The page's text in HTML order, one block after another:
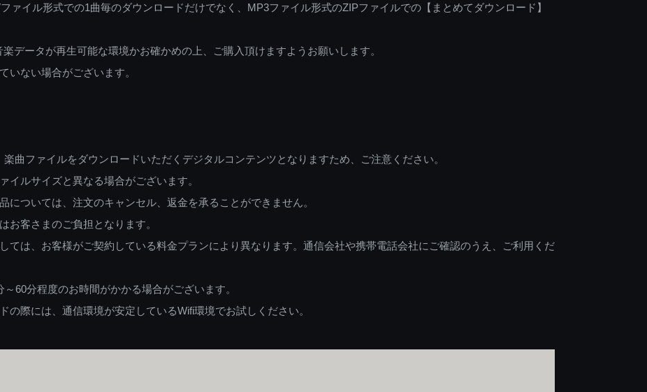
ァイル形式での1曲毎のダウンロードだけでなく、MP3ファイル形式のZIPファイルでの【まとめてダウンロード】
データが再生可能な環境かお確かめの上、ご購入頂けますようお願いします。
いない場合がございます。
曲ファイルをダウンロードいただくデジタルコンテンツとなりますため、ご注意ください。
イルサイズと異なる場合がございます。
については、注文のキャンセル、返金を承ることができません。
お客さまのご負担となります。
ては、お客様がご契約している料金プランにより異なります。通信会社や携帯電話会社にご確認のうえ、ご利用くだ
60分程度のお時間がかかる場合がございます。
際には、通信環境が安定しているWifi環境でお試しください。